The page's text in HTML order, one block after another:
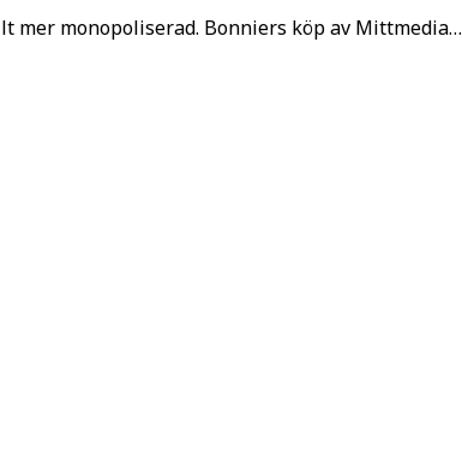
mer monopoliserad. Bonniers köp av Mittmedia…